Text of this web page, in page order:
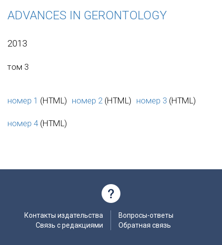
ADVANCES IN GERONTOLOGY
2013
том 3
номер 1 (HTML) номер 2 (HTML) номер 3 (HTML)
номер 4 (HTML)
Контакты издательства
Связь с редакциями
Вопросы-ответы
Обратная связь